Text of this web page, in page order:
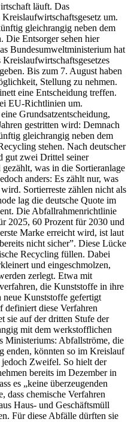
läuft. Das
um.
gleichrangig neben dem
Die Entsorger sehen hier
Bundesumweltministerium hat
Bis zum 7. August haben
Stellung zu nehmen.
eine Entscheidung treffen.
EU-Richtlinien um.
Grundsatzentscheidung,
gestritten wird: Demnach
gleichrangig neben dem
stehen. Nach deutscher
gut zwei Drittel seiner
was in die Sortieranlage
anders: Es zählt nur, was
Sortierreste zählen nicht als
lag die deutsche Quote im
Die Abfallrahmenrichtlinie
2025, 60 Prozent für 2030 und
Marke erreicht wird, ist laut
nicht sicher”. Diese Lücke
Recycling füllen. Dabei
und eingeschmolzen,
zerlegt. Etwa mit
die Kunststoffe in ihre
Kunststoffe gefertigt
diese Verfahren
sie auf der dritten Stufe der
mit dem werkstofflichen
Ministeriums: Abfallströme, die
enden, könnten so im Kreislauf
Zweifel. So hielt der
bereits im Dezember in
es „keine überzeugenden
dass chemische Verfahren
Haus- und Geschäftsmüll
Für diese Abfälle dürften sie